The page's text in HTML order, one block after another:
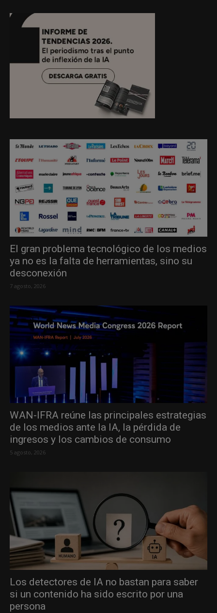
El gran problema tecnológico de los medios
ya no es la falta de herramientas, sino su
desconexión
7 agosto, 2026
WAN-IFRA reúne las principales estrategias
de los medios ante la IA, la pérdida de
ingresos y los cambios de consumo
5 agosto, 2026
Los detectores de IA no bastan para saber
si un contenido ha sido escrito por una
persona